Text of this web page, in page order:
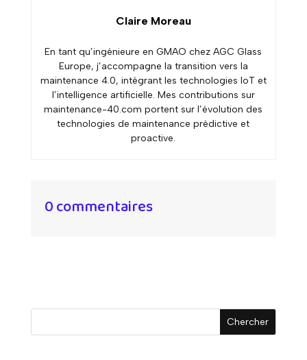
Claire Moreau
En tant qu’ingénieure en GMAO chez AGC Glass
Europe, j’accompagne la transition vers la
maintenance 4.0, intégrant les technologies IoT et
l’intelligence artificielle. Mes contributions sur
maintenance-40.com portent sur l’évolution des
technologies de maintenance prédictive et
proactive.
0 commentaires